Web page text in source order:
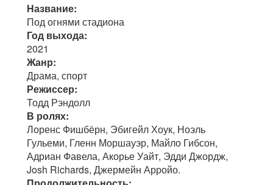
Название:
Под огнями стадиона
Год выхода:
2021
Жанр:
Драма, спорт
Режиссер:
Тодд Рэндолл
В ролях:
Лоренс Фишбёрн, Эбигейл Хоук, Ноэль
Гульеми, Гленн Моршауэр, Майло Гибсон,
Адриан Фавела, Акорье Уайт, Эдди Джордж,
Josh Richards, Джермейн Арройо.